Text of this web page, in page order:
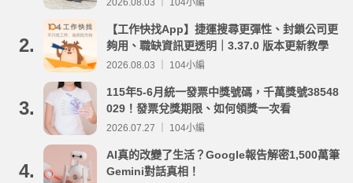
2026.08.03 ｜ 104小編
2.
【工作快找App】捷運搜尋更彈性、封鎖公司更
夠用、職缺資訊更透明｜3.37.0 版本更新教學
2026.08.03 ｜ 104小編
3.
115年5-6月統一發票中獎號碼，千萬獎號38548
029！發票兌獎期限、如何領獎一次看
2026.07.27 ｜ 104小編
4.
AI真的改變了生活？Google報告解密1,500萬筆
Gemini對話真相！